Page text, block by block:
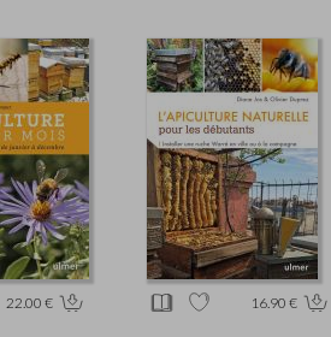
22.00 € 16.90 €